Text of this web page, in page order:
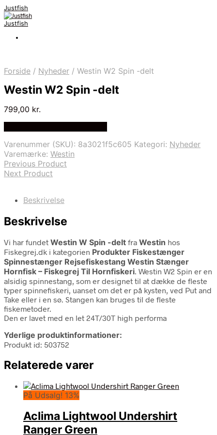
Justfish
Justfish
Forside / Nyheder / Westin W2 Spin -delt
Westin W2 Spin -delt
799,00 kr.
Varenummer (SKU): 8a3021f5c605 Kategori: Nyheder
Varemærke: Westin
Previous Product
Next Product
Beskrivelse
Beskrivelse
Vi har fundet Westin W Spin -delt fra Westin hos
Fiskegrej.dk i kategorien Produkter Fiskestænger
Spinnestænger Rejsefiskestang Westin Stænger
Hornfisk – Fiskegrej Til Hornfiskeri. Westin W2 Spin er en
alsidig spinnestang, som er designet til at dække de fleste
typer spinnefiskeri, uanset om det er på kysten, ved Put and
Take eller i en sø. Stangen kan bruges til de fleste
fiskemetoder.
Den er lavet med en let 24T/30T high performa
Yderlige produktinformationer:
Produkt id: 503752
Relaterede varer
På Udsalg! 13%
Aclima Lightwool Undershirt
Ranger Green